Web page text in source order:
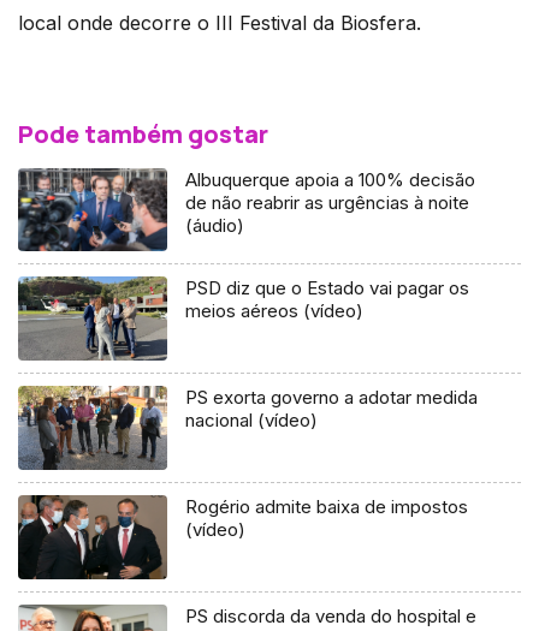
local onde decorre o III Festival da Biosfera.
Pode também gostar
Albuquerque apoia a 100% decisão
de não reabrir as urgências à noite
(áudio)
PSD diz que o Estado vai pagar os
meios aéreos (vídeo)
PS exorta governo a adotar medida
nacional (vídeo)
Rogério admite baixa de impostos
(vídeo)
PS discorda da venda do hospital e